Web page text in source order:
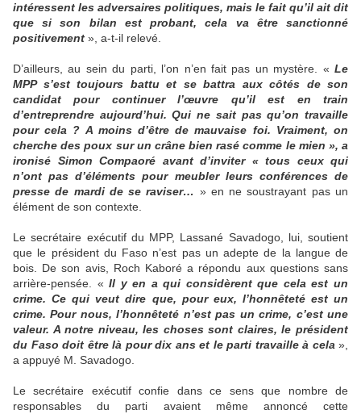
intéressent les adversaires politiques, mais le fait qu’il ait dit
que si son bilan est probant, cela va être sanctionné
positivement », a-t-il relevé.
D’ailleurs, au sein du parti, l’on n’en fait pas un mystère. « Le
MPP s’est toujours battu et se battra aux côtés de son
candidat pour continuer l’œuvre qu’il est en train
d’entreprendre aujourd’hui. Qui ne sait pas qu’on travaille
pour cela ? A moins d’être de mauvaise foi. Vraiment, on
cherche des poux sur un crâne bien rasé comme le mien », a
ironisé Simon Compaoré avant d’inviter « tous ceux qui
n’ont pas d’éléments pour meubler leurs conférences de
presse de mardi de se raviser… » en ne soustrayant pas un
élément de son contexte.
Le secrétaire exécutif du MPP, Lassané Savadogo, lui, soutient
que le président du Faso n’est pas un adepte de la langue de
bois. De son avis, Roch Kaboré a répondu aux questions sans
arrière-pensée. «Il y en a qui considèrent que cela est un
crime. Ce qui veut dire que, pour eux, l’honnêteté est un
crime. Pour nous, l’honnêteté n’est pas un crime, c’est une
valeur. A notre niveau, les choses sont claires, le président
du Faso doit être là pour dix ans et le parti travaille à cela »,
a appuyé M. Savadogo.
Le secrétaire exécutif confie dans ce sens que nombre de
responsables du parti avaient même annoncé cette